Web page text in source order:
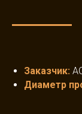
Заказчик:
Диаметр